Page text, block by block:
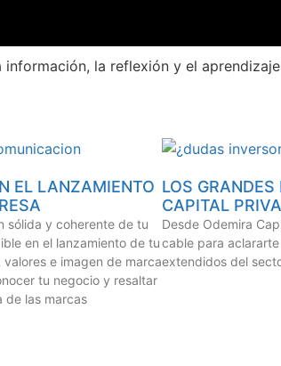
la reflexión y el
EL LANZAMIENTO
sólida y coherente de tu
en el lanzamiento de tu
e imagen de marca
tu negocio y resaltar
de las marcas
LOS
CAPITAL
Desde Odemira
cable para
extendidos del